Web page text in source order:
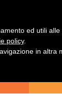
ed utili
policy.
in altra